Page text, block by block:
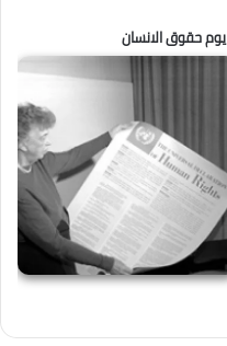
يوم حقوق الانسان